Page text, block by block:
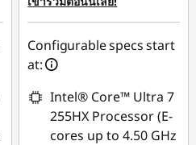
Configurable specs start
at:
Intel® Core™ Ultra 7
255HX Processor (E-
cores up to 4.50 GHz